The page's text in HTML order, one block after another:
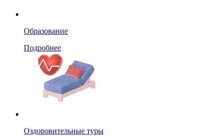
Образование
Подробнее
Оздоровительные туры